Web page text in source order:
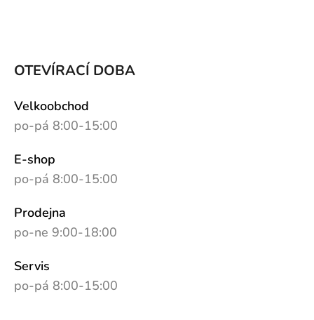
OTEVÍRACÍ DOBA
Velkoobchod
po-pá 8:00-15:00
E-shop
po-pá 8:00-15:00
Prodejna
po-ne 9:00-18:00
Servis
po-pá 8:00-15:00